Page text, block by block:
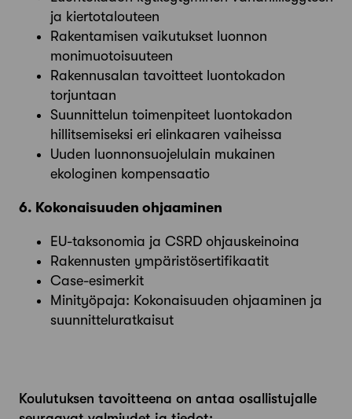
ja kiertotalouteen
Rakentamisen vaikutukset luonnon
monimuotoisuuteen
Rakennusalan tavoitteet luontokadon
torjuntaan
Suunnittelun toimenpiteet luontokadon
hillitsemiseksi eri elinkaaren vaiheissa
Uuden luonnonsuojelulain mukainen
ekologinen kompensaatio
6. Kokonaisuuden ohjaaminen
EU-taksonomia ja CSRD ohjauskeinoina
Rakennusten ympäristösertifikaatit
Case-esimerkit
Minityöpaja: Kokonaisuuden ohjaaminen ja
suunnitteluratkaisut
Koulutuksen tavoitteena on antaa osallistujalle